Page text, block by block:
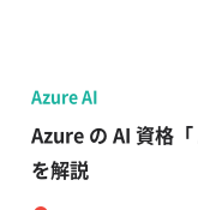
Azure AI
Azure の AI 資格
を解説